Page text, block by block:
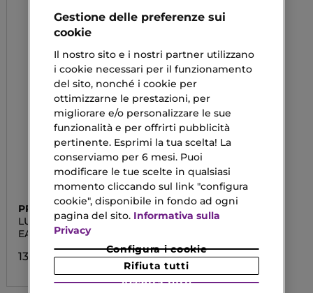
PRADA
LUNA ROSSA
EAU DE TOILETTE
139,90 €
Gestione delle preferenze sui
cookie
Il nostro sito e i nostri partner utilizzano
i cookie necessari per il funzionamento
del sito, nonché i cookie per
ottimizzarne le prestazioni, per
migliorare e/o personalizzare le sue
funzionalità e per offrirti pubblicità
pertinente. Esprimi la tua scelta! La
conserviamo per 6 mesi. Puoi
modificare le tue scelte in qualsiasi
momento cliccando sul link "configura
cookie", disponibile in fondo ad ogni
pagina del sito. Informativa sulla
Privacy
Configura i cookie
Rifiuta tutti
Accetta tutti